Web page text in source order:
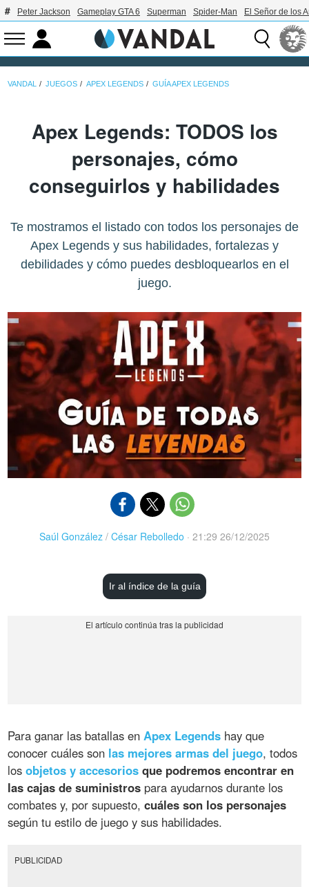
Peter Jackson Gameplay GTA 6 Superman Spider-Man El Señor de los
VANDAL JUEGOS APEX LEGENDS GUÍA APEX LEGENDS
Apex Legends: TODOS los
personajes, cómo
conseguirlos y habilidades
Te mostramos el listado con todos los personajes de
Apex Legends y sus habilidades, fortalezas y
debilidades y cómo puedes desbloquearlos en el
juego.
Saúl González / César Rebolledo · 21:29 26/12/2025
Ir al índice de la guía
Para ganar las batallas enApex Legends hay que
conocer cuáles son las mejores armas del juego, todos
losobjetos y accesorios que podremos encontrar en
las cajas de suministros para ayudarnos durante los
combates y, por supuesto,cuáles son los personajes
según tu estilo de juego y sus habilidades.
PUBLICIDAD